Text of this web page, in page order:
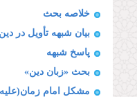
خلاصه بحث
بیان شبهه تأویل در دین
پاسخ شبهه
بحث «زبان دین»
مشكل امام زمان(علیه